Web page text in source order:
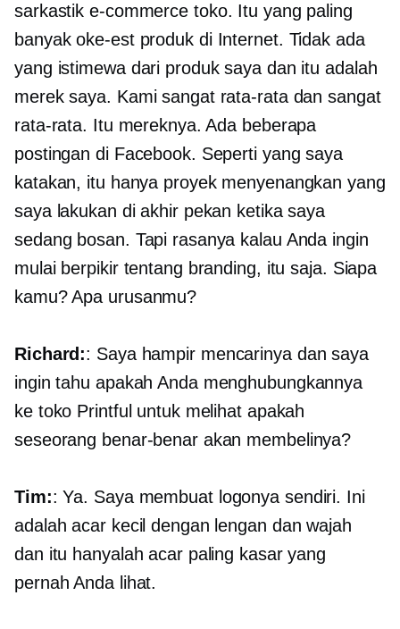
sarkastike-commerce toko. Itu yang paling
banyakoke-estproduk di Internet. Tidak ada
yang istimewa dari produk saya dan itu adalah
merek saya. Kami sangat rata-rata dan sangat
rata-rata. Itu mereknya. Ada beberapa
postingan di Facebook. Seperti yang saya
katakan, itu hanya proyek menyenangkan yang
saya lakukan di akhir pekan ketika saya
sedang bosan. Tapi rasanya kalau Anda ingin
mulai berpikir tentang branding, itu saja. Siapa
kamu? Apa urusanmu?
Richard:: Saya hampir mencarinya dan saya
ingin tahu apakah Anda menghubungkannya
ke toko Printful untuk melihat apakah
seseorang benar-benar akan membelinya?
Tim:: Ya. Saya membuat logonya sendiri. Ini
adalah acar kecil dengan lengan dan wajah
dan itu hanyalah acar paling kasar yang
pernah Anda lihat.